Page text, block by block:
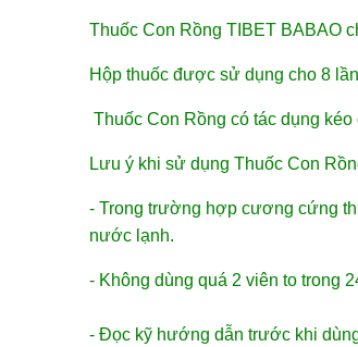
Thuốc Con Rồng TIBET BABAO
Hộp thuốc được sử dụng cho 8
Thuốc Con Rồng có tác dụng
Lưu ý khi sử dụng Thuốc Con
- Trong trường hợp cương cứng
nước lạnh.
- Không dùng quá 2 viên to trong
- Đọc kỹ hướng dẫn trước khi